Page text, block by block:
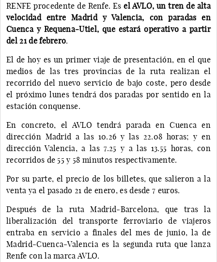
RENFE procedente de Renfe. Esel AVLO, un tren de alta
velocidad entre Madrid y Valencia, con paradas en
Cuenca y Requena-Utiel, que estará operativo a partir
del 21 de febrero.
El de hoy es un primer viaje de presentación, en el que
medios de las tres provincias de la ruta realizan el
recorrido del nuevo servicio de bajo coste, pero desde
el próximo lunes tendrá dos paradas por sentido en la
estación conquense.
En concreto, el AVLO tendrá parada en Cuenca en
dirección Madrid a las 10.26 y las 22.08 horas; y en
dirección Valencia, a las 7.25 y a las 13.55 horas, con
recorridos de 55 y 58 minutos respectivamente.
Por su parte, el precio de los billetes, que salieron a la
venta ya el pasado 21 de enero, es desde 7 euros.
Después de la ruta Madrid-Barcelona, que tras la
liberalización del transporte ferroviario de viajeros
entraba en servicio a finales del mes de junio, la de
Madrid-Cuenca-Valencia es la segunda ruta que lanza
Renfe con la marca AVLO.